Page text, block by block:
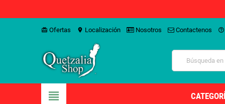
card_giftcard Ofertas location_on Localización Nosotros Contactenos help_outline
view_headline